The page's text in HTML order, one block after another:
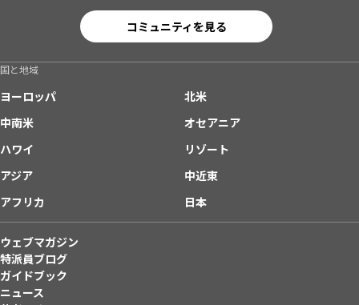
コミュニティを見る
国と地域
ヨーロッパ
北米
中南米
オセアニア
ハワイ
リゾート
アジア
中近東
アフリカ
日本
ウェブマガジン
特派員ブログ
ガイドブック
ニュース